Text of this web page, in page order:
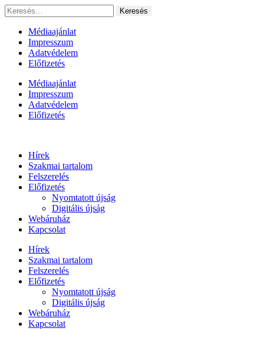
Ugrás
a
tartalomhoz
Keresés:
Médiaajánlat
Impresszum
Adatvédelem
Előfizetés
Médiaajánlat
Impresszum
Adatvédelem
Előfizetés
Hírek
Szakmai tartalom
Felszerelés
Előfizetés
Nyomtatott újság
Digitális újság
Webáruház
Kapcsolat
Hírek
Szakmai tartalom
Felszerelés
Előfizetés
Nyomtatott újság
Digitális újság
Webáruház
Kapcsolat